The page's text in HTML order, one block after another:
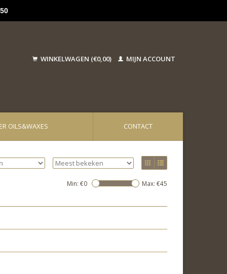
WINKELWAGEN (€0,00) MIJN ACCOUNT
OILS&WAXES CONTACT
Min: €0 Max: €45